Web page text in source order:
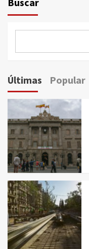
Últimas Popular